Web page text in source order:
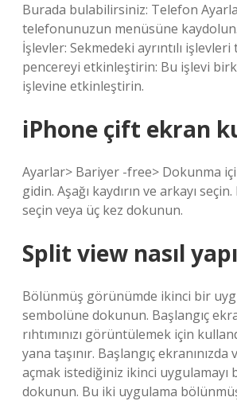
Burada bulabilirsiniz: Telefon
telefonunuzun menüsüne
İşlevler: Sekmedeki ayrıntılı işlevleri
pencereyi etkinleştirin: Bu işlevi
işlevine etkinleştirin.
iPhone çift ekran
Ayarlar> Bariyer -free> Dokunma
gidin. Aşağı kaydırın ve arkayı
seçin veya üç kez dokunun.
Split view nasıl
Bölünmüş görünümde ikinci bir
sembolüne dokunun. Başlangıç
rıhtımınızı görüntülemek için
yana taşınır. Başlangıç ekranınızda
açmak istediğiniz ikinci uygulamayı
dokunun. Bu iki uygulama